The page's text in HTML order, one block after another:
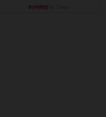
約9時間前